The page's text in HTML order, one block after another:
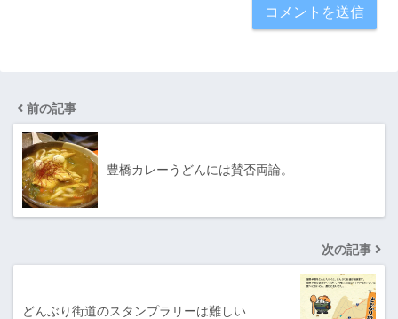
前の記事
豊橋カレーうどんには賛否両論。
次の記事
どんぶり街道のスタンプラリーは難しい